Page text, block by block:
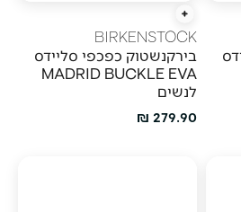
הוספה מהירה
BIRKENSTOCK
בירקנשטוק כפכפי סליידס
MADRID BUCKLE EVA
לנשים
מחיר מבצע
279.90 ₪